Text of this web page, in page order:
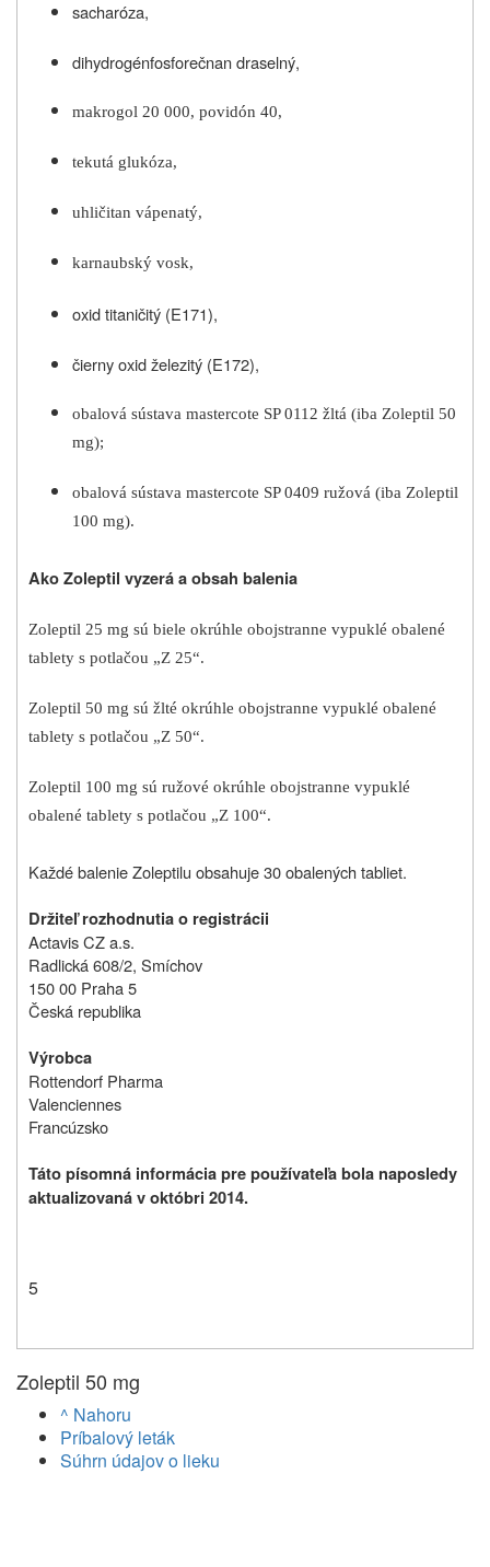
sacharóza,
dihydrogénfosforečnan draselný,
makrogol 20 000, povidón 40,
tekutá glukóza,
uhličitan vápenatý,
karnaubský vosk,
oxid titaničitý (E171),
čierny oxid železitý (E172),
obalová sústava mastercote SP 0112 žltá (iba Zoleptil 50
mg);
obalová sústava mastercote SP 0409 ružová (iba Zoleptil
100 mg).
Ako Zoleptil vyzerá a obsah balenia
Zoleptil 25 mg sú biele okrúhle obojstranne vypuklé obalené
tablety s potlačou „Z 25“.
Zoleptil 50 mg sú žlté okrúhle obojstranne vypuklé obalené
tablety s potlačou „Z 50“.
Zoleptil 100 mg sú ružové okrúhle obojstranne vypuklé
obalené tablety s potlačou „Z 100“.
Každé balenie Zoleptilu obsahuje 30 obalených tabliet.
Držiteľ rozhodnutia o registrácii
Actavis CZ a.s.
Radlická 608/2, Smíchov
150 00 Praha 5
Česká republika
Výrobca
Rottendorf Pharma
Valenciennes
Francúzsko
Táto písomná informácia pre používateľa bola naposledy
aktualizovaná v októbri 2014.
5
Zoleptil 50 mg
^ Nahoru
Príbalový leták
Súhrn údajov o lieku